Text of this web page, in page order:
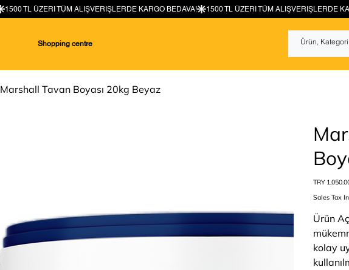
Shopping centre
Marshall Tavan Boyası 20kg Beyaz
Price
TRY
Sales Tax
Ürün
kolay